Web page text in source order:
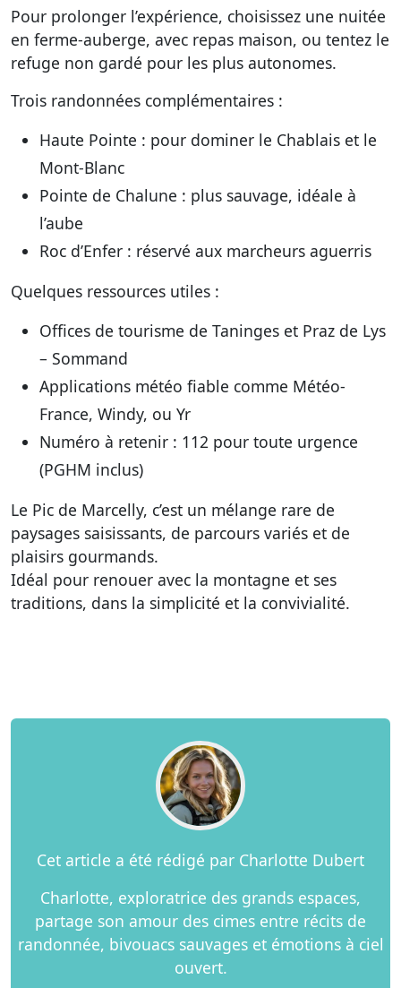
Pour prolonger l’expérience, choisissez une nuitée
en ferme-auberge, avec repas maison, ou tentez le
refuge non gardé pour les plus autonomes.
Trois randonnées complémentaires :
Haute Pointe : pour dominer le Chablais et le
Mont-Blanc
Pointe de Chalune : plus sauvage, idéale à
l’aube
Roc d’Enfer : réservé aux marcheurs aguerris
Quelques ressources utiles :
Offices de tourisme de Taninges et Praz de Lys
– Sommand
Applications météo fiable comme Météo-
France, Windy, ou Yr
Numéro à retenir : 112 pour toute urgence
(PGHM inclus)
Le Pic de Marcelly, c’est un mélange rare de
paysages saisissants, de parcours variés et de
plaisirs gourmands.
Idéal pour renouer avec la montagne et ses
traditions, dans la simplicité et la convivialité.
Cet article a été rédigé par Charlotte Dubert
Charlotte, exploratrice des grands espaces,
partage son amour des cimes entre récits de
randonnée, bivouacs sauvages et émotions à ciel
ouvert.